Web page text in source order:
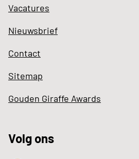
Vacatures
Nieuwsbrief
Contact
Sitemap
Gouden Giraffe Awards
Volg ons